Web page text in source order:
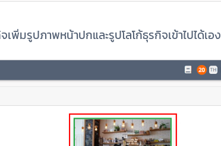
มรูปภาพหน้าปกและรูปโลโก้ธุรกิจเข้าไปได้เอง